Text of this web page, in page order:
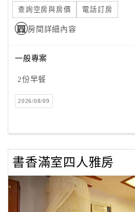
作
提
案
店
作
商
合
作
查詢空房與房價 電話訂房
房間詳細內容
一般專案
2份早餐
2026/08/09
書香滿室四人雅房